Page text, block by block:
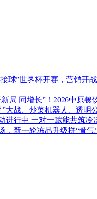
世界杯开赛，营销开
新局 同增长”！2026中原
”大战、炒菜机器人、透
进行中 一对一赋能共筑冷
，新一轮冻品升级拼“骨